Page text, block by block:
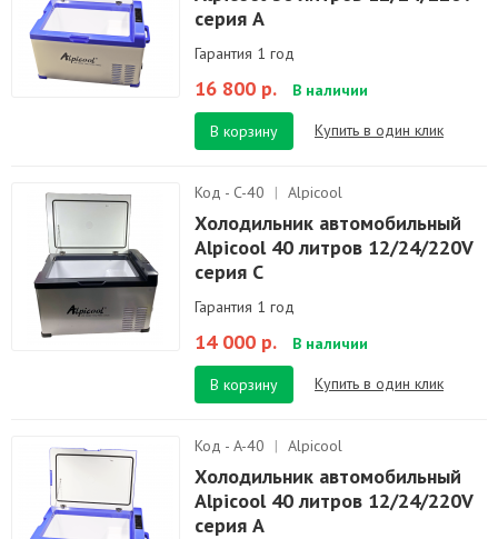
серия A
Гарантия 1 год
16 800 р. В наличии
В корзину Купить в один клик
Код - C-40 | Alpicool
Холодильник автомобильный
Alpicool 40 литров 12/24/220V
серия C
Гарантия 1 год
14 000 р. В наличии
В корзину Купить в один клик
Код - A-40 | Alpicool
Холодильник автомобильный
Alpicool 40 литров 12/24/220V
серия A